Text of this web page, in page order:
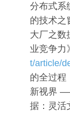
分布式系
的技术
大厂之数
业竞争力
t/article/
的全过程
新视界
据：灵活